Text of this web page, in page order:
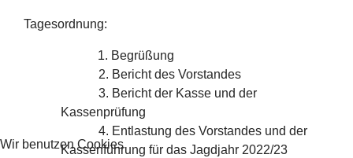
Tagesordnung:
1. Begrüßung
2. Bericht des Vorstandes
3. Bericht der Kasse und der
Kassenprüfung
4. Entlastung des Vorstandes und der
Kassenführung für das Jagdjahr 2022/23
Wir benutzen Cookies